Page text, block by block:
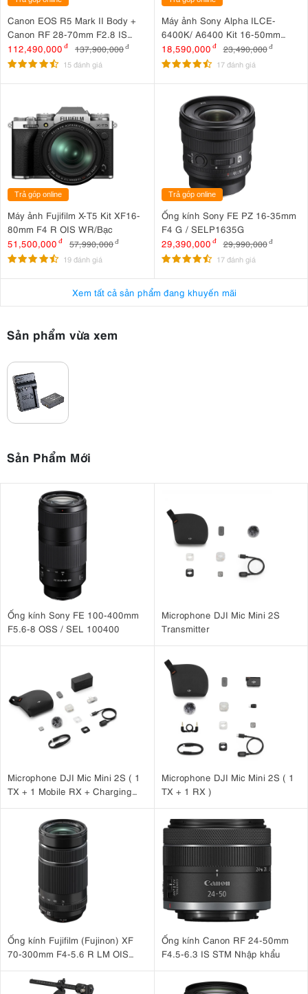
Canon EOS R5 Mark II Body +
Canon RF 28-70mm F2.8 IS
STM
112,490,000 đ 137,900,000đ
15 đánh giá
Máy ảnh Sony Alpha ILCE-
6400K/ A6400 Kit 16-50mm
F3.5-5.6 OSS II
18,590,000 đ 23,490,000 đ
17 đánh giá
Trả góp online
Máy ảnh Fujifilm X-T5 Kit XF16-
80mm F4 R OIS WR/Bạc
51,500,000 đ 57,990,000đ
19 đánh giá
Trả góp online
Ống kính Sony FE PZ 16-35mm
F4 G / SELP1635G
29,390,000 đ 29,990,000 đ
17 đánh giá
Xem tất cả sản phẩm đang khuyến mãi
Sản phẩm vừa xem
Sản Phẩm Mới
Ống kính Sony FE 100-400mm
F5.6-8 OSS / SEL 100400
Microphone DJI Mic Mini 2S
Transmitter
Microphone DJI Mic Mini 2S ( 1
TX + 1 Mobile RX + Charging
Microphone DJI Mic Mini 2S ( 1
TX + 1 RX )
Ống kính Fujifilm (Fujinon) XF
70-300mm F4-5.6 R LM OIS
Ống kính Canon RF 24-50mm
F4.5-6.3 IS STM Nhập khẩu